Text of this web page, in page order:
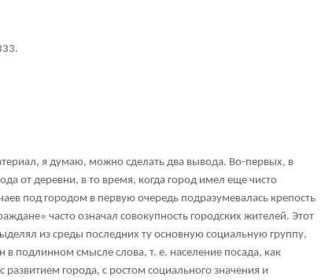
я думаю, можно сделать два вывода. Во-первых, в
от деревни, в то время, когда город имел еще чисто
под городом в первую очередь подразумевалась крепость
часто означал совокупность городских жителей. Этот
из среды последних ту основную социальную группу,
в подлинном смысле слова, т. е. население посада, как
развитием города, с ростом социального значения и